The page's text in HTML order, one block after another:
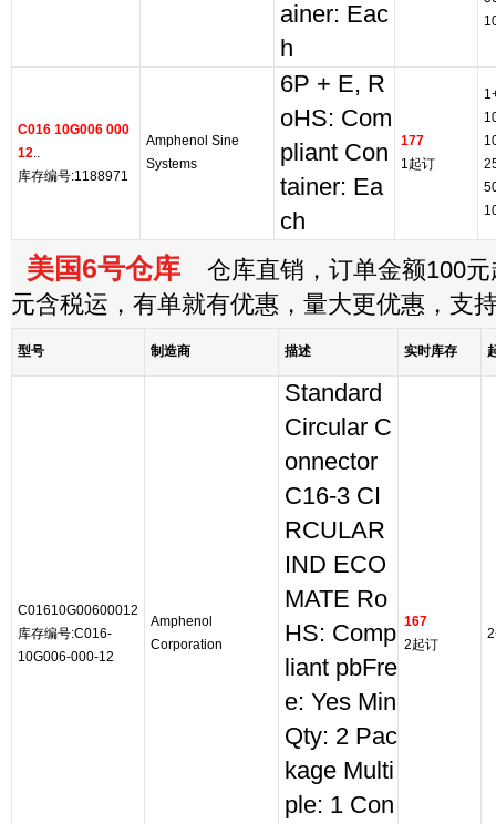
ainer: Eac
h
C016 10G006 000
12..
库存编号:1188971
Amphenol Sine
Systems
6P + E, R
oHS: Com
pliant Con
tainer: Ea
ch
177
1起订
美国6号仓库 仓库直销，订单金额100元
元含税运，有单就有优惠，量大更优惠，支
型号 制造商 描述 实时库存
C01610G00600012
库存编号:C016-
10G006-000-12
Amphenol
Corporation
Standard
Circular C
onnector
C16-3 CI
RCULAR
IND ECO
MATE Ro
HS: Comp
liant pbFre
e: Yes Min
Qty: 2 Pac
kage Multi
ple: 1 Con
167
2起订